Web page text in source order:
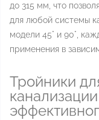
до 315 мм, что
для любой системы
модели 45° и 90°,
применения в
Тройники